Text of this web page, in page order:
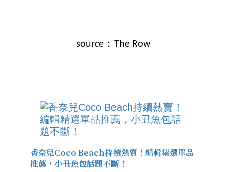
source：The Row
香奈兒Coco Beach持續熱賣！編輯精選單品
推薦，小丑魚包話題不斷！